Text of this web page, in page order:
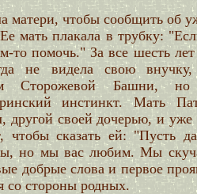
матери, чтобы сообщить об
мать плакала в трубку:
то помочь." За все шесть
не видела свою внучку,
Сторожевой Башни, но
инстинкт. Мать
другой своей дочерью, и уже
чтобы сказать ей: "Пусть
но мы вас любим. Мы
добрые слова и первое
со стороны родных.